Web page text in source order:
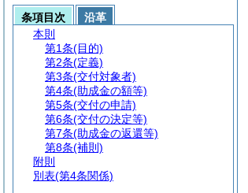
条項目次
沿革
本則
第1条(目的)
第2条(定義)
第3条(交付対象者)
第4条(助成金の額等)
第5条(交付の申請)
第6条(交付の決定等)
第7条(助成金の返還等)
第8条(補則)
附則
別表(第4条関係)